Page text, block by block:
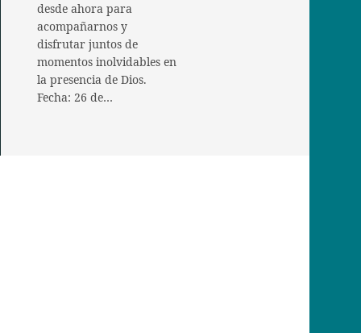
desde ahora para
acompañarnos y
disfrutar juntos de
momentos inolvidables en
la presencia de Dios.
Fecha: 26 de…